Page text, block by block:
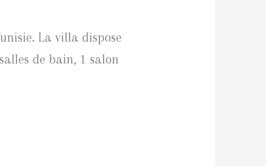
La villa dispose
de bain, 1 salon